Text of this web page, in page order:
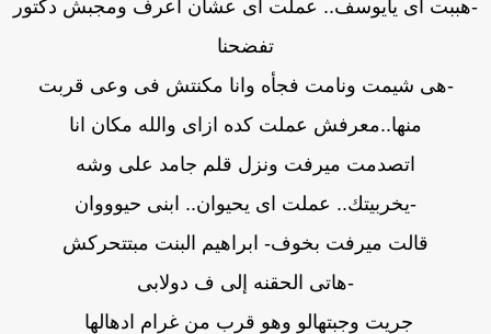
اى يايوسف.. عملت اى عشان اعرف ومجبش دكتور
تفضحنا
-هى شيمت ونامت فجأه وانا مكنتش فى وعى قربت
منها..معرفش عملت كده ازاى والله مكان انا
اتصدمت ميرفت ونزل قلم جامد على وشه
-يخربيتك.. عملت اى يحيوان.. ابنى حيوووان
قالت ميرفت بخوف- ابراهيم البنت مبتتحركش
-هاتى الحقنه إلى ف دولابى
جريت وجبتهالو وهو قرب من غرام ادهالها